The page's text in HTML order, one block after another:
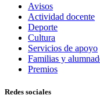
Avisos
Actividad docente
Deporte
Cultura
Servicios de apoyo
Familias y
Premios
Redes sociales